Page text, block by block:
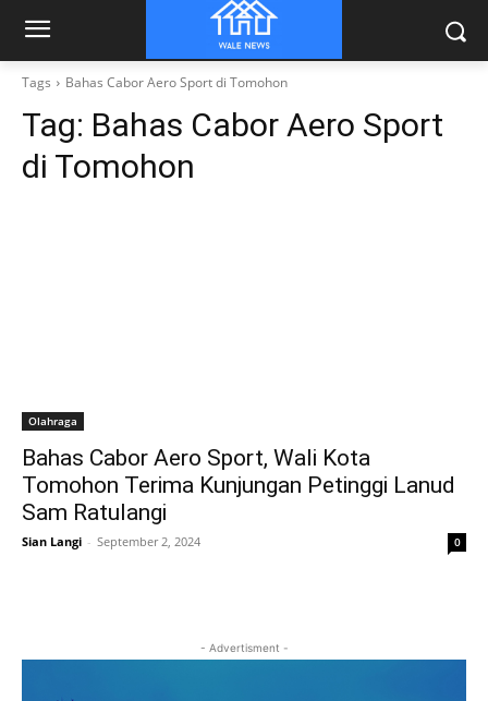
Tags Bahas Cabor Aero Sport di Tomohon
Tag: Bahas Cabor Aero Sport
di Tomohon
Olahraga
Bahas Cabor Aero Sport, Wali Kota
Tomohon Terima Kunjungan Petinggi Lanud
Sam Ratulangi
Sian Langi - September 2, 2024 0
- Advertisment -